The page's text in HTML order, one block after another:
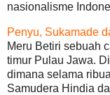
nasionalisme
Penyu, Sukamade
Meru Betiri sebuah
timur Pulau Jawa.
dimana selama
Samudera Hindia